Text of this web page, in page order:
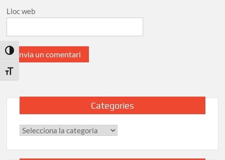
Toggle High Contrast
Toggle Font size
Lloc web
Categories
Categories